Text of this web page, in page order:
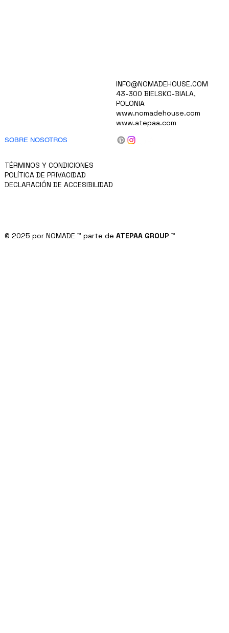
SOBRE NOSOTROS
TÉRMINOS Y CONDICIONES
POLÍTICA DE PRIVACIDAD
DECLARACIÓN DE ACCESIBILIDAD
INFO@NOMADEHOUSE.COM
43-300 BIELSKO-BIALA,
POLONIA
www.nomadehouse.com
www.atepaa.com
© 2025 por NOMADE ™ parte de ATEPAA GROUP ™